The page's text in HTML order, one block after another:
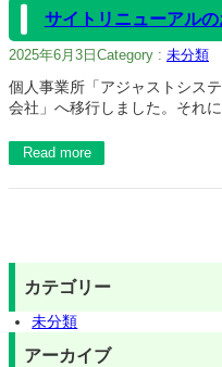
サイトリニューアル
2025年6月3日 Category : 未分類
個人事業所「アジャストシス
会社」へ移行しました。それ
Read more
カテゴリー
未分類
アーカイブ